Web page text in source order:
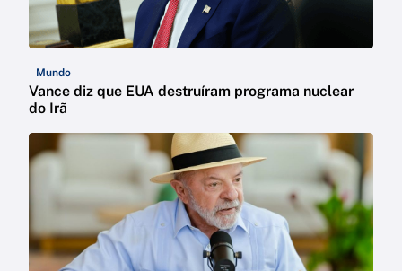
Mundo
Vance diz que EUA destruíram programa nuclear
do Irã